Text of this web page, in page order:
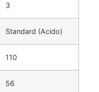
3
Standard (Acido)
110
56